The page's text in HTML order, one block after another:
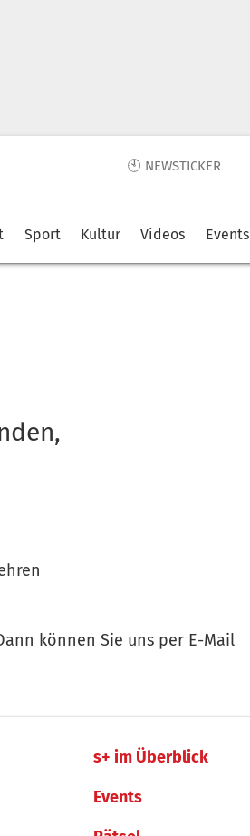
🕙 NEWSTICKER
Sport Kultur Videos Events
können Sie uns per E-Mail
s+ im Überblick
Events